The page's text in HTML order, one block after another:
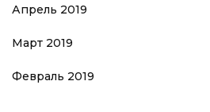
Апрель 2019
Март 2019
Февраль 2019